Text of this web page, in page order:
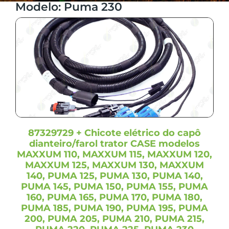
6205J(1)
6210J(1)
624(2)
6320(1)
6415(1)
6420(1)
(2)
(1)
6615(1)
6620(1)
6715(1)
6920(1)
6J-1654(1)
6J-1704(1)
6J-1854(1)
6J-1904 (1)
Bombas partida(1)
Cabine(7)
Cabine chassi
Cabo de bateria negativo (1)
Cabo de bateria positivo do alternador(1)
Caixa de fusíveis(4)
Can Wishbone Draft(1)
Can Wishbone Long(1)
Capa palha dianteira
Capa palha traseira(1)
Capô e faróis (1)
Central elétrica (2)
Chassi(10)
Chassi dianteiro(3)
Chassi MFWD T2(1)
Chassi MFWD T3(1)
Modelo: Puma 230
87329729 + Chicote elétrico do capô
dianteiro/farol trator CASE modelos
MAXXUM 110, MAXXUM 115, MAXXUM 120,
MAXXUM 125, MAXXUM 130, MAXXUM
140, PUMA 125, PUMA 130, PUMA 140,
PUMA 145, PUMA 150, PUMA 155, PUMA
160, PUMA 165, PUMA 170, PUMA 180,
PUMA 185, PUMA 190, PUMA 195, PUMA
200, PUMA 205, PUMA 210, PUMA 215,